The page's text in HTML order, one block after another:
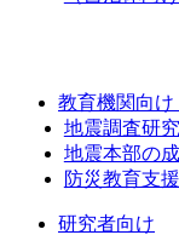
教育機関向け
地震調査研
地震本部の
防災教育支
研究者向け